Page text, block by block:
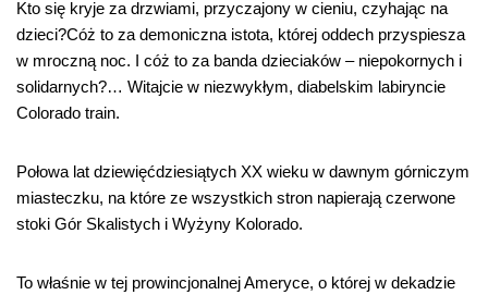
Kto się kryje za drzwiami, przyczajony w cieniu, czyhając na
dzieci?Cóż to za demoniczna istota, której oddech przyspiesza
w mroczną noc. I cóż to za banda dzieciaków – niepokornych i
solidarnych?… Witajcie w niezwykłym, diabelskim labiryncie
Colorado train.
Połowa lat dziewięćdziesiątych XX wieku w dawnym górniczym
miasteczku, na które ze wszystkich stron napierają czerwone
stoki Gór Skalistych i Wyżyny Kolorado.
To właśnie w tej prowincjonalnej Ameryce, o której w dekadzie